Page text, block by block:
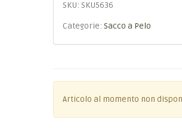
SKU: SKU5636
Categorie: Sacco a Pelo
Articolo al momento non